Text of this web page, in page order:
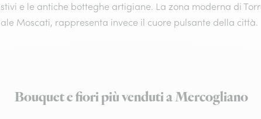
e le antiche botteghe artigiane. La zona moderna di
Moscati, rappresenta invece il cuore pulsante della città.
Bouquet e fiori più venduti a Mercogliano